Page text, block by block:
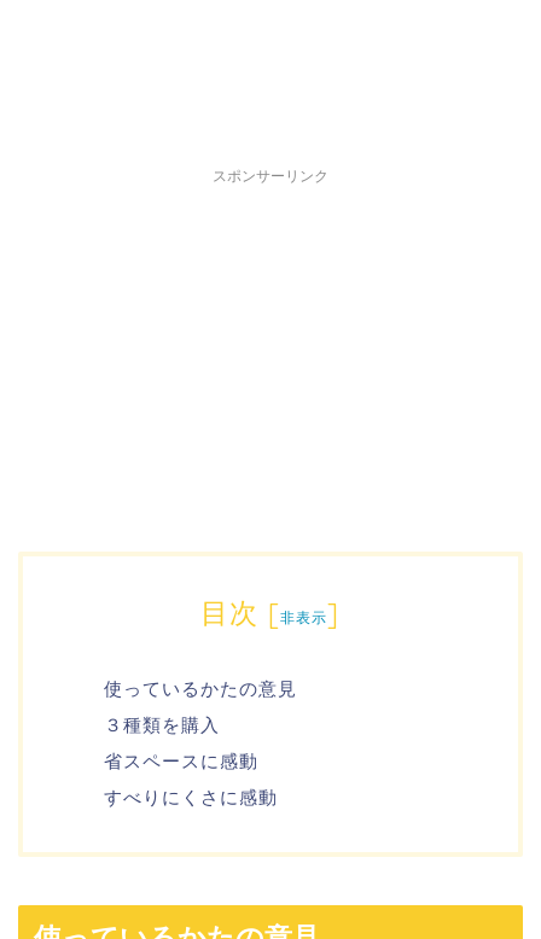
スポンサーリンク
目次 [非表示]
使っているかたの意見
３種類を購入
省スペースに感動
すべりにくさに感動